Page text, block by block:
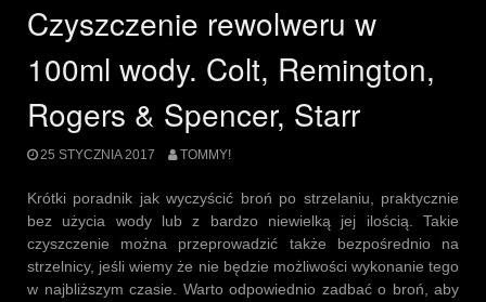
Czyszczenie rewolweru w
100ml wody. Colt, Remington,
Rogers & Spencer, Starr
25 STYCZNIA 2017 TOMMY!
Krótki poradnik jak wyczyścić broń po strzelaniu, praktycznie
bez użycia wody lub z bardzo niewielką jej ilością. Takie
czyszczenie można przeprowadzić także bezpośrednio na
strzelnicy, jeśli wiemy że nie będzie możliwości wykonanie tego
w najbliższym czasie. Warto odpowiednio zadbać o broń, aby